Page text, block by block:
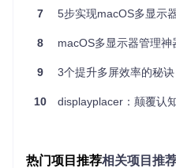
解析用户命令参数生成配
调用MPDisplayMode
接
通过CDStructures处理
2.2 核心功能对比
功能特性
DisplayPlacer
分辨率自
✅ 支持任意分
节
✅ 精确到1Hz
7 5步实现macOS多显示器无缝
8 macOS多显示器管理
9 3个提升多屏效率的秘诀
10 displayplacer：颠覆认知的
热门项目推荐相关项目推